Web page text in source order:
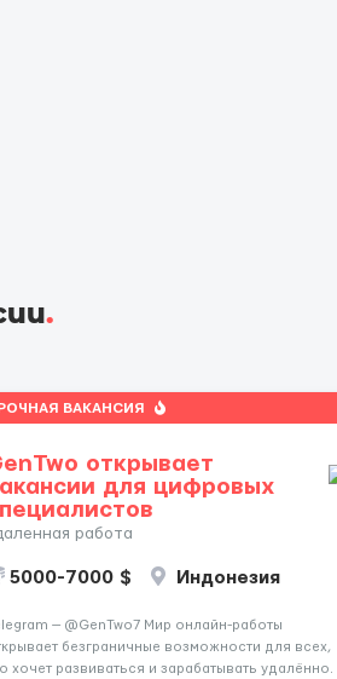
.
ВАКАНСИЯ
открывает
для цифровых
работа
5000-7000 $ Индонезия
— @GenTwo7 Мир онлайн-работы
безграничные возможности для всех,
хочет развиваться и зарабатывать удалённо.